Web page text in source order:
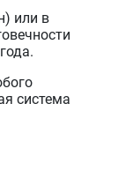
или в
система